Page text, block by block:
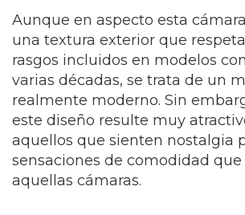
Aunque en aspecto esta
una textura exterior que
rasgos incluidos en modelos
varias décadas, se trata de un
realmente moderno. Sin
este diseño resulte muy
aquellos que sienten nostalgia
sensaciones de comodidad que
aquellas cámaras.